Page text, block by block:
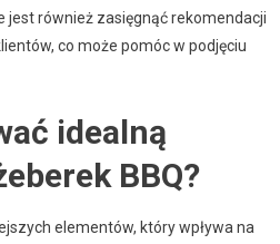
jest również zasięgnąć rekomendacji
co może pomóc w podjęciu
idealną
BBQ?
elementów, który wpływa na